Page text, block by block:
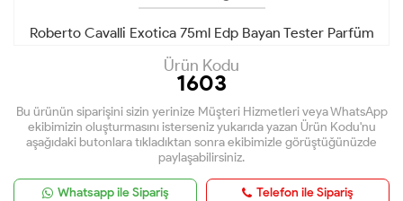
Roberto Cavalli Exotica 75ml Edp Bayan Tester Parfüm
Ürün Kodu
1603
Bu ürünün siparişini sizin yerinize Müşteri Hizmetleri veya WhatsApp
ekibimizin oluşturmasını isterseniz yukarıda yazan Ürün Kodu'nu
aşağıdaki butonlara tıkladıktan sonra ekibimizle görüştüğünüzde
paylaşabilirsiniz.
Whatsapp ile Sipariş Telefon ile Sipariş